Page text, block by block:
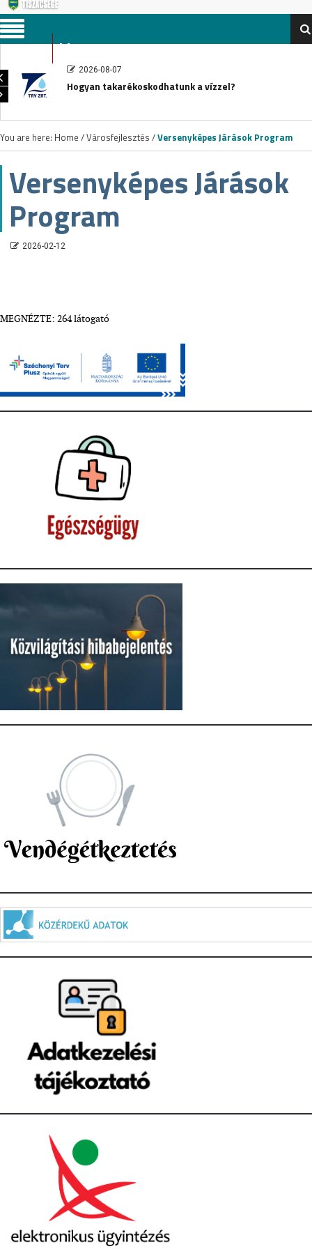
Menu
2026-08-07
Hogyan takarékoskodhatunk a vízzel?
You are here: Home /Városfejlesztés /Versenyképes Járások Program
Versenyképes Járások
Program
2026-02-12
MEGNÉZTE: 264 látogató